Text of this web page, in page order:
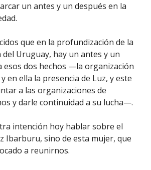
un antes y un después en la
que en la profundización de la
del Uruguay, hay un antes y un
esos dos hechos —la organización
en ella la presencia de Luz, y este
a las organizaciones de
y darle continuidad a su lucha—.
intención hoy hablar sobre el
Ibarburu, sino de esta mujer, que
a reunirnos.